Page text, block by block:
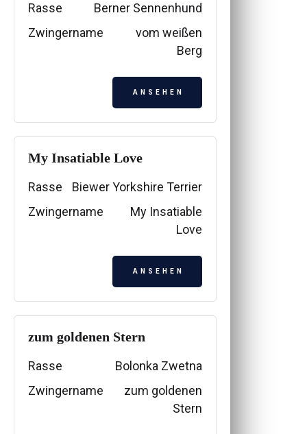
Rasse
Berner Sennenhund
Zwingername
vom weißen
Berg
ANSEHEN
My Insatiable Love
Rasse
Biewer Yorkshire Terrier
Zwingername
My Insatiable
Love
ANSEHEN
zum goldenen Stern
Rasse
Bolonka Zwetna
Zwingername
zum goldenen
Stern